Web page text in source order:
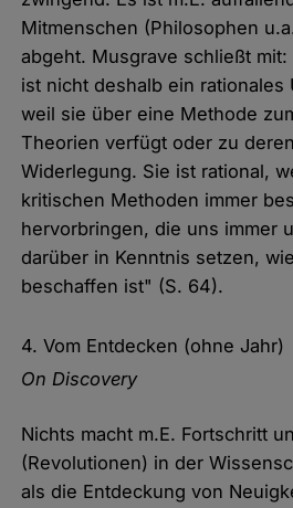
Mitmenschen (Philosophen
abgeht. Musgrave schließt
ist nicht deshalb ein rationales
weil sie über eine Methode
Theorien verfügt oder zu
Widerlegung. Sie ist rational,
kritischen Methoden immer
hervorbringen, die uns immer
darüber in Kenntnis setzen,
beschaffen ist" (S. 64).
4. Vom Entdecken (ohne Jahr)
On Discovery
Nichts macht m.E. Fortschritt
(Revolutionen) in der
als die Entdeckung von